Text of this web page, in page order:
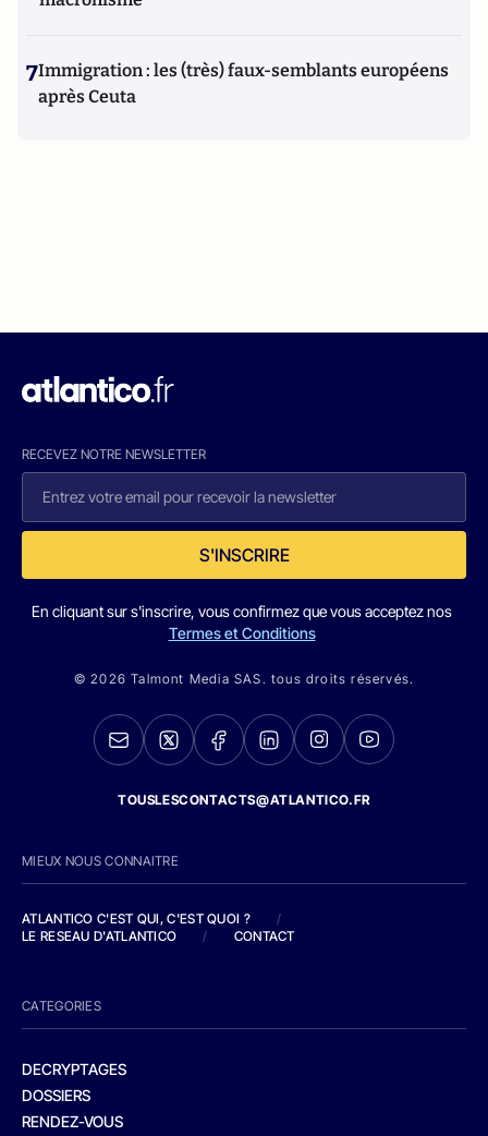
7Immigration : les (très) faux-semblants européens
après Ceuta
RECEVEZ NOTRE NEWSLETTER
S'INSCRIRE
En cliquant sur s'inscrire, vous confirmez que vous acceptez nos
Termes et Conditions
© 2026 Talmont Media SAS. tous droits réservés.
TOUSLESCONTACTS@ATLANTICO.FR
MIEUX NOUS CONNAITRE
ATLANTICO C'EST QUI, C'EST QUOI ?
/
LE RESEAU D'ATLANTICO
/ CONTACT
CATEGORIES
DECRYPTAGES
DOSSIERS
RENDEZ-VOUS